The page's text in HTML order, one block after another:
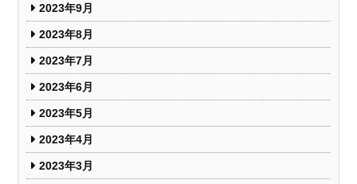
2023年9月
2023年8月
2023年7月
2023年6月
2023年5月
2023年4月
2023年3月